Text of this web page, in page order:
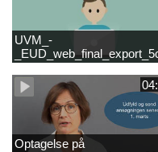
UVM_-
Optagelse på